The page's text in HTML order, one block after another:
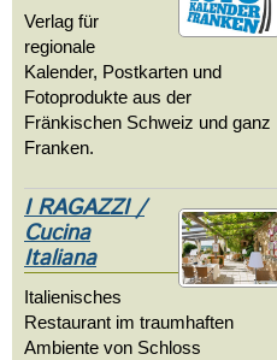
Verlag für
regionale
Kalender, Postkarten und
Fotoprodukte aus der
Fränkischen Schweiz und ganz
Franken.
I RAGAZZI /
Cucina
Italiana
Italienisches
Restaurant im traumhaften
Ambiente von Schloss